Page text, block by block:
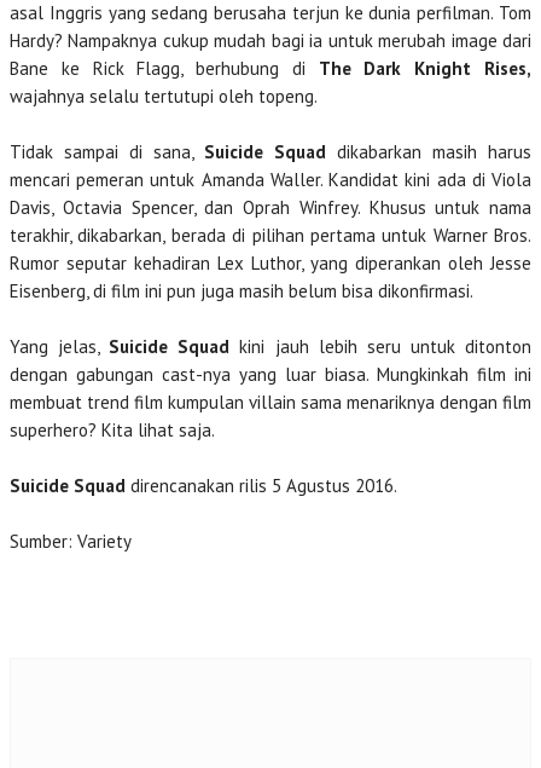
asal Inggris yang sedang berusaha terjun ke dunia perfilman. Tom
Hardy? Nampaknya cukup mudah bagi ia untuk merubah image dari
Bane ke Rick Flagg, berhubung di The Dark Knight Rises,
wajahnya selalu tertutupi oleh topeng.
Tidak sampai di sana, Suicide Squad dikabarkan masih harus
mencari pemeran untuk Amanda Waller. Kandidat kini ada di Viola
Davis, Octavia Spencer, dan Oprah Winfrey. Khusus untuk nama
terakhir, dikabarkan, berada di pilihan pertama untuk Warner Bros.
Rumor seputar kehadiran Lex Luthor, yang diperankan oleh Jesse
Eisenberg, di film ini pun juga masih belum bisa dikonfirmasi.
Yang jelas, Suicide Squad kini jauh lebih seru untuk ditonton
dengan gabungan cast-nya yang luar biasa. Mungkinkah film ini
membuat trend film kumpulan villain sama menariknya dengan film
superhero? Kita lihat saja.
Suicide Squad direncanakan rilis 5 Agustus 2016.
Sumber: Variety